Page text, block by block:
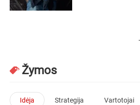
Žymos
Idėja Strategija Vartotojai